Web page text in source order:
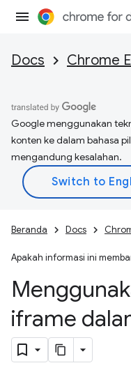
Docs Chrome
Google menggunakan
konten ke dalam bahasa
mengandung kesalahan.
Beranda Docs
Apakah informasi ini
iframe